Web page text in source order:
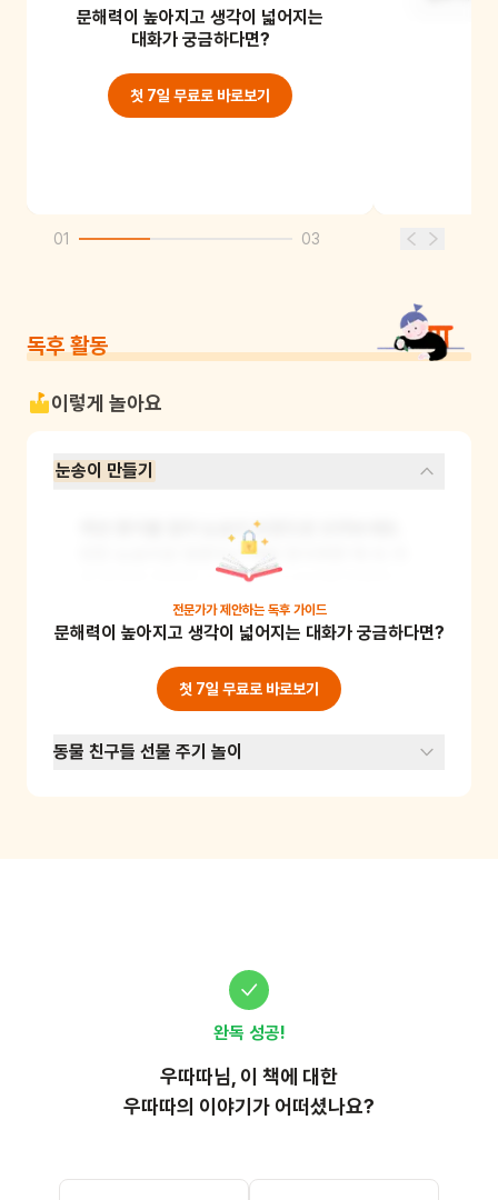
창밖에 눈이 와 있었어요.
문해력이 높아지고 생각이 넓어지는
대화가 궁금하다면?
첫 7일 무료로 바로보기
01 03
독후 활동
이렇게 놀아요
눈송이 만들기
하얀 종이를 접어 눈송이 모양으로 오려보세요.
만든 눈송이로 창문이나 벽을 장식하면 책 속 겨
울 풍경을 재현할 수 있어요. 눈송이를 만들며 소
근육 발달을 돕고, 창의력을 기를 수 있어요. 준비
물: 하얀 종이, 가위
전문가가 제안하는 독후 가이드
문해력이 높아지고 생각이 넓어지는 대화가 궁금하다면?
첫 7일 무료로 바로보기
동물 친구들 선물 주기 놀이
완독 성공!
우따따님, 이 책에 대한
우따따의 이야기가 어떠셨나요?